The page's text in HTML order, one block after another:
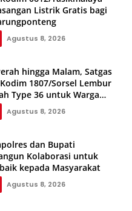
Listrik Gratis bagi
Agustus 8, 2026
hingga Malam, Satgas
1807/Sorsel Lembur
Type 36 untuk Warga
Agustus 8, 2026
dan Bupati
Kolaborasi untuk
kepada Masyarakat
Agustus 8, 2026